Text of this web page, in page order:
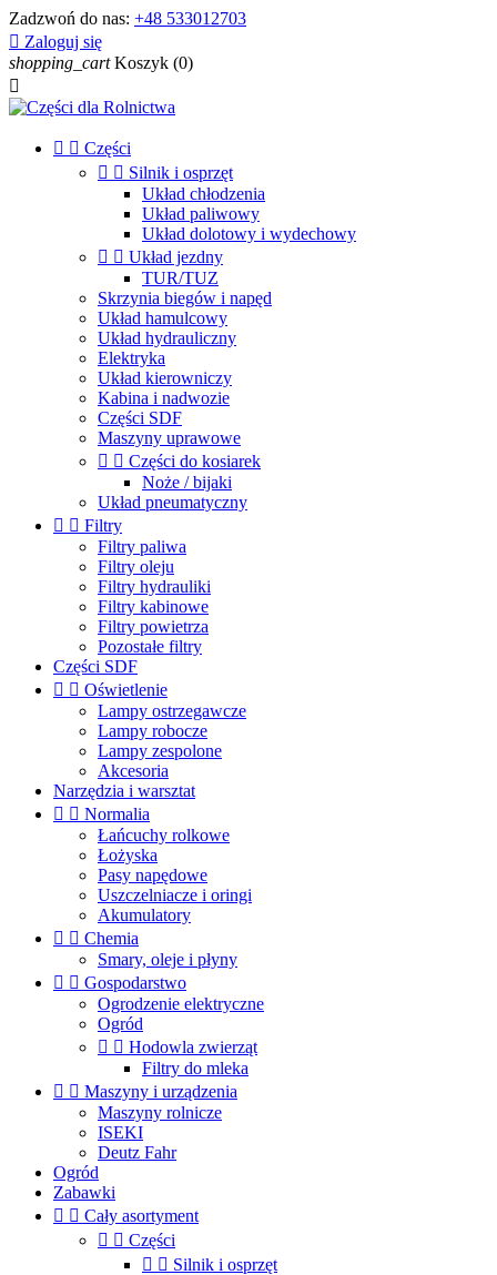
Zadzwoń do nas: +48 533012703
 Zaloguj się
shopping_cart Koszyk (0)

  Części
  Silnik i osprzęt
Układ chłodzenia
Układ paliwowy
Układ dolotowy i wydechowy
  Układ jezdny
TUR/TUZ
Skrzynia biegów i napęd
Układ hamulcowy
Układ hydrauliczny
Elektryka
Układ kierowniczy
Kabina i nadwozie
Części SDF
Maszyny uprawowe
  Części do kosiarek
Noże / bijaki
Układ pneumatyczny
  Filtry
Filtry paliwa
Filtry oleju
Filtry hydrauliki
Filtry kabinowe
Filtry powietrza
Pozostałe filtry
Części SDF
  Oświetlenie
Lampy ostrzegawcze
Lampy robocze
Lampy zespolone
Akcesoria
Narzędzia i warsztat
  Normalia
Łańcuchy rolkowe
Łożyska
Pasy napędowe
Uszczelniacze i oringi
Akumulatory
  Chemia
Smary, oleje i płyny
  Gospodarstwo
Ogrodzenie elektryczne
Ogród
  Hodowla zwierząt
Filtry do mleka
  Maszyny i urządzenia
Maszyny rolnicze
ISEKI
Deutz Fahr
Ogród
Zabawki
  Cały asortyment
  Części
  Silnik i osprzęt